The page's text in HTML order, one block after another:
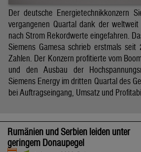
Der deutsche Energietechnikkonzern
vergangenen Quartal dank der weltweit
nach Strom Rekordwerte eingefahren.
Siemens Gamesa schrieb erstmals seit
Zahlen. Der Konzern profitierte vom
und den Ausbau der
Siemens Energy im dritten Quartal des
bei Auftragseingang, Umsatz und
Rumänien und Serbien leiden unter
geringem Donaupegel